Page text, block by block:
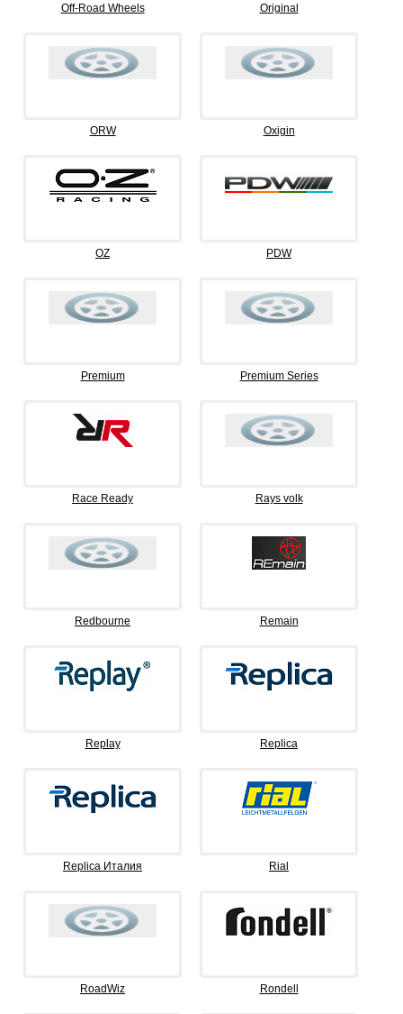
Off-Road Wheels Original
ORW Oxigin
OZ PDW
Premium Premium Series
Race Ready Rays volk
Redbourne Remain
Replay Replica
Replica Италия Rial
RoadWiz Rondell